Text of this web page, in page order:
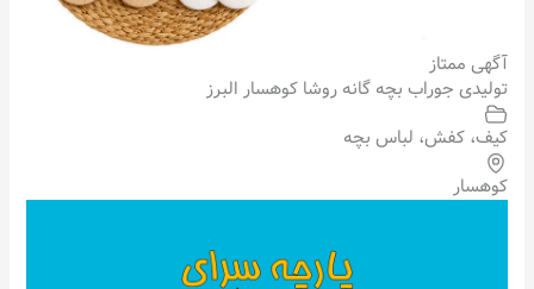
آگهی ممتاز
تولیدی جوراب بچه گانه روشا کوهسار البرز
کیف، کفش، لباس بچه
کوهسار